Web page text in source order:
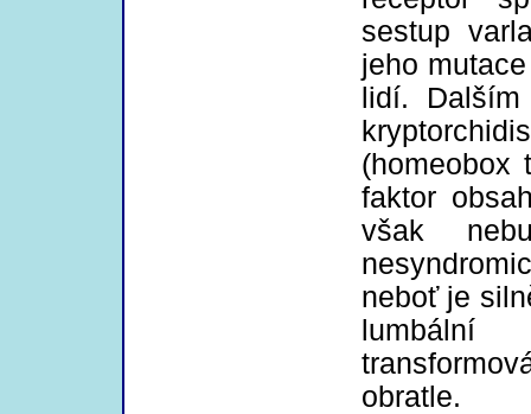
sestup
jeho
lidí. Dalším
(homeobox
faktor
však
neboť je
lumbální
obratle.